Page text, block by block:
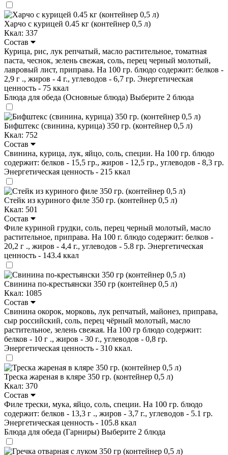
Харчо с курицей 0.45 кг (контейнер 0,5 л)
Ккал: 337
Состав
Курица, рис, лук репчатый, масло растительное, томатная
паста, чеснок, зелень свежая, соль, перец черный молотый,
лавровый лист, приправа. На 100 гр. блюдо содержит: белков -
2,9 г ., жиров - 4 г., углеводов - 6,7 гр. Энергетическая
ценность - 75 ккал
Блюда для обеда (Основные блюда) Выберите 2 блюда
Бифштекс (свинина, курица) 350 гр. (контейнер 0,5 л)
Ккал: 752
Состав
Свинина, курица, лук, яйцо, соль, специи. На 100 гр. блюдо
содержит: белков - 15,5 гр., жиров - 12,5 гр., углеводов - 8,3 гр.
Энергетическая ценность - 215 ккал
Стейк из куриного филе 350 гр. (контейнер 0,5 л)
Ккал: 501
Состав
Филе куриной грудки, соль, перец черный молотый, масло
растительное, приправа. На 100 г. блюдо содержит: белков -
20,2 г ., жиров - 4,4 г., углеводов - 5.8 гр. Энергетическая
ценность - 143.4 ккал
Свинина по-крестьянски 350 гр (контейнер 0,5 л)
Ккал: 1085
Состав
Свинина окорок, морковь, лук репчатый, майонез, приправа,
сыр российский, соль, перец чёрный молотый, масло
растительное, зелень свежая. На 100 гр блюдо содержит:
белков - 10 г ., жиров - 30 г., углеводов - 0,8 гр.
Энергетическая ценность - 310 ккал.
Треска жареная в кляре 350 гр. (контейнер 0,5 л)
Ккал: 370
Состав
Филе трески, мука, яйцо, соль, специи. На 100 гр. блюдо
содержит: белков - 13,3 г ., жиров - 3,7 г., углеводов - 5.1 гр.
Энергетическая ценность - 105.8 ккал
Блюда для обеда (Гарниры) Выберите 2 блюда